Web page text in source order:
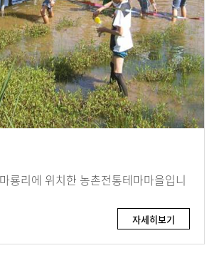
룡리에 위치한 농촌전통테마마을입니
자세히보기